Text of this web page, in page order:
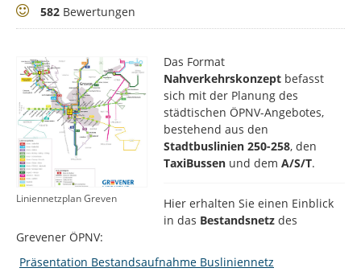
Bewertungen
582 Bewertungen
Liniennetzplan Greven
Das Format
Nahverkehrskonzept befasst
sich mit der Planung des
städtischen ÖPNV-Angebotes,
bestehend aus den
Stadtbuslinien 250-258, den
TaxiBussen und demA/S/T.
Hier erhalten Sie einen Einblick
in das Bestandsnetz des
Grevener ÖPNV:
Präsentation Bestandsaufnahme Busliniennetz